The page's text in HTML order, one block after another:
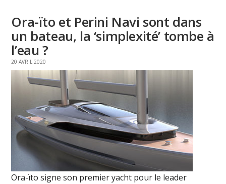
Ora-ïto et Perini Navi sont dans
un bateau, la ‘simplexité’ tombe à
l’eau ?
20 AVRIL 2020
Ora-ïto signe son premier yacht pour le leader